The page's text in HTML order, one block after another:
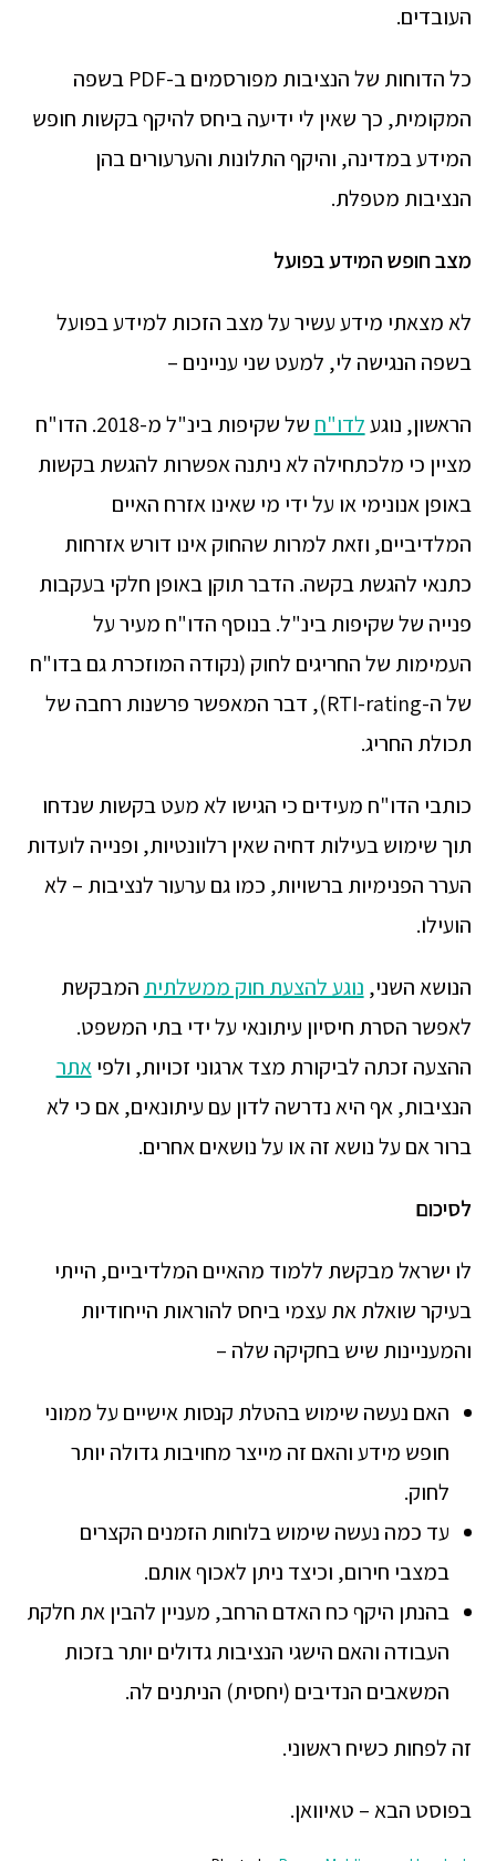
העובדים.
כל הדוחות של הנציבות מפורסמים ב-PDF בשפה
המקומית, כך שאין לי ידיעה ביחס להיקף בקשות חופש
המידע במדינה, והיקף התלונות והערעורים בהן
הנציבות מטפלת.
מצב חופש המידע בפועל
לא מצאתי מידע עשיר על מצב הזכות למידע בפועל
בשפה הנגישה לי, למעט שני עניינים –
הראשון, נוגעלדו"ח
של שקיפות בינ"ל מ-2018. הדו"ח
מציין כי מלכתחילה לא ניתנה אפשרות להגשת בקשות
באופן אנונימי או על ידי מי שאינו אזרח האיים
המלדיביים, וזאת למרות שהחוק אינו דורש אזרחות
כתנאי להגשת בקשה. הדבר תוקן באופן חלקי בעקבות
פנייה של שקיפות בינ"ל. בנוסף הדו"ח מעיר על
העמימות של החריגים לחוק (נקודה המוזכרת גם בדו"ח
של ה-RTI-rating), דבר המאפשר פרשנות רחבה של
תכולת החריג.
כותבי הדו"ח מעידים כי הגישו לא מעט בקשות שנדחו
תוך שימוש בעילות דחיה שאין רלוונטיות, ופנייה לועדות
הערר הפנימיות ברשויות, כמו גם ערעור לנציבות – לא
הועילו.
הנושא השני, נוגע להצעת חוק ממשלתית המבקשת
לאפשר הסרת חיסיון עיתונאי על ידי בתי המשפט.
ההצעה זכתה לביקורת מצד ארגוני זכויות, ולפיאתר
הנציבות, אף היא נדרשה לדון עם עיתונאים, אם כי לא
ברור אם על נושא זה או על נושאים אחרים.
לסיכום
לו ישראל מבקשת ללמוד מהאיים המלדיביים, הייתי
בעיקר שואלת את עצמי ביחס להוראות הייחודיות
והמעניינות שיש בחקיקה שלה –
האם נעשה שימוש בהטלת קנסות אישיים על ממוני
חופש מידע והאם זה מייצר מחויבות גדולה יותר
לחוק.
עד כמה נעשה שימוש בלוחות הזמנים הקצרים
במצבי חירום, וכיצד ניתן לאכוף אותם.
בהנתן היקף כח האדם הרחב, מעניין להבין את חלקת
העבודה והאם הישגי הנציבות גדולים יותר בזכות
המשאבים הנדיבים (יחסית) הניתנים לה.
זה לפחות כשיח ראשוני.
בפוסט הבא – טאיוואן.